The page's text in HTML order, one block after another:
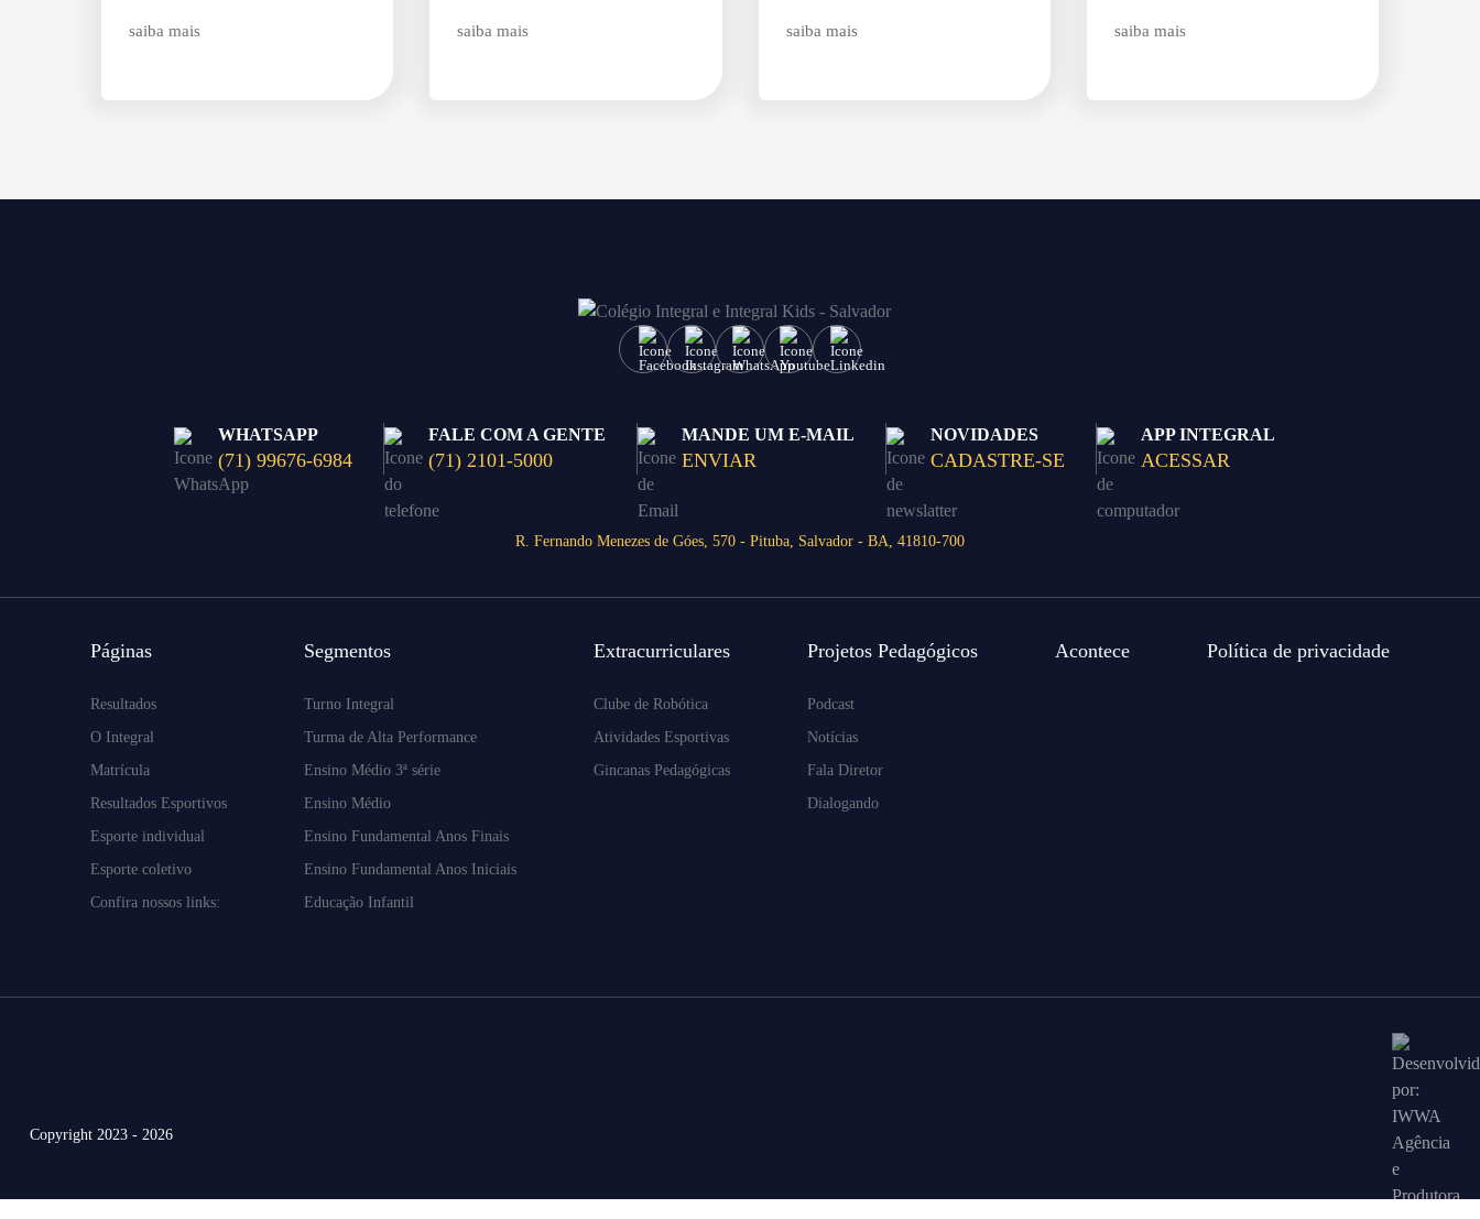
saiba mais saiba mais saiba mais saiba mais
WHATSAPP
(71) 99676-6984
FALE COM A GENTE
(71) 2101-5000
MANDE UM E-MAIL
ENVIAR
NOVIDADES
CADASTRE-SE
APP INTEGRAL
ACESSAR
R. Fernando Menezes de Góes, 570 - Pituba, Salvador - BA, 41810-700
Páginas
Resultados
O Integral
Matrícula
Resultados Esportivos
Esporte individual
Esporte coletivo
Confira nossos links:
Segmentos
Turno Integral
Turma de Alta Performance
Ensino Médio 3ª série
Ensino Médio
Ensino Fundamental Anos Finais
Ensino Fundamental Anos Iniciais
Educação Infantil
Extracurriculares
Clube de Robótica
Atividades Esportivas
Gincanas Pedagógicas
Projetos Pedagógicos
Podcast
Notícias
Fala Diretor
Dialogando
Acontece Política de privacidade
Copyright 2023 - 2026